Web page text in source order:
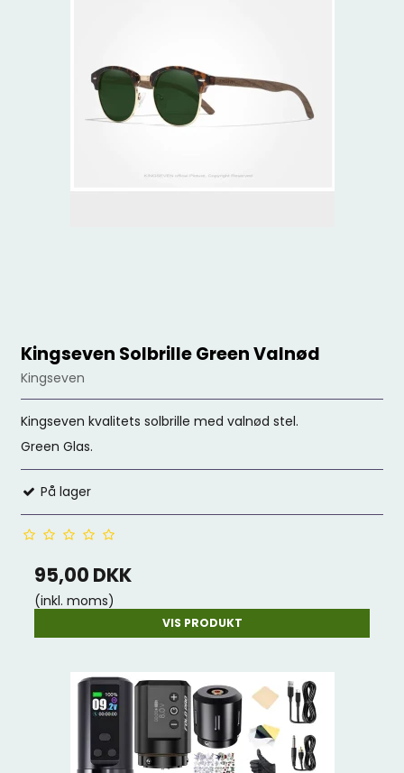
Kingseven Solbrille Green Valnød
Kingseven
Kingseven kvalitets solbrille med valnød stel.
Green Glas.
På lager
95,00 DKK
(inkl. moms)
VIS PRODUKT